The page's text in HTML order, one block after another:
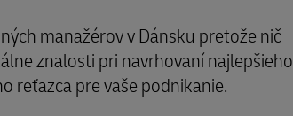
manažérov v Dánsku pretože nič
znalosti pri navrhovaní najlepšieho
reťazca pre vaše podnikanie.